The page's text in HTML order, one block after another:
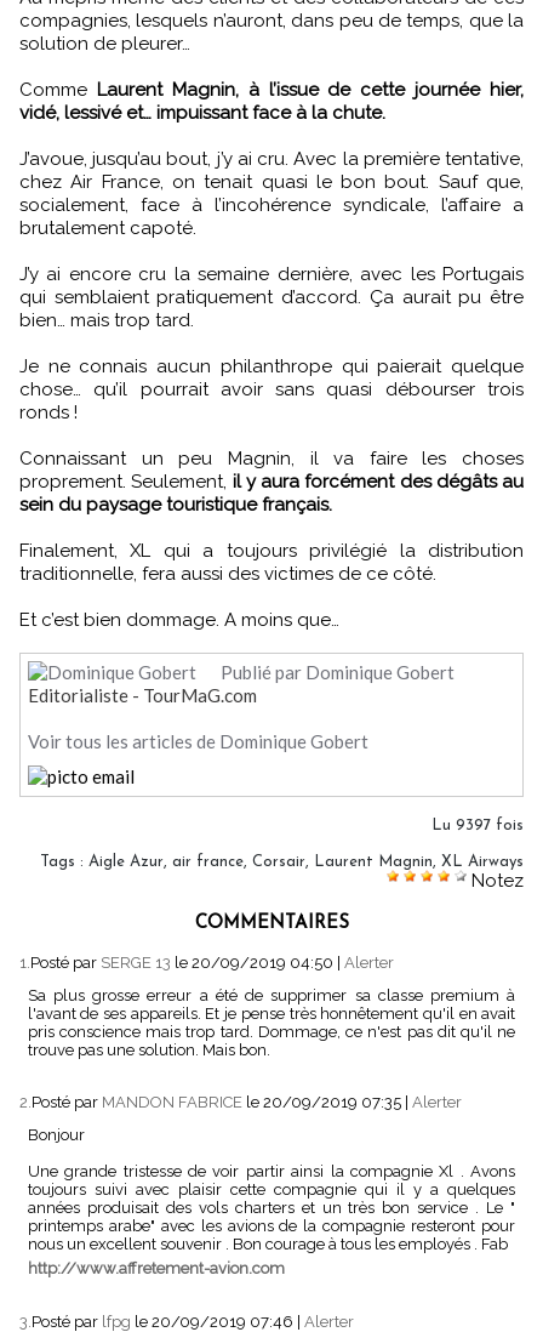
compagnies, lesquels n’auront, dans peu de temps, que la
solution de pleurer…
Comme Laurent Magnin, à l’issue de cette journée hier,
vidé, lessivé et… impuissant face à la chute.
J’avoue, jusqu’au bout, j’y ai cru. Avec la première tentative,
chez Air France, on tenait quasi le bon bout. Sauf que,
socialement, face à l’incohérence syndicale, l’affaire a
brutalement capoté.
J’y ai encore cru la semaine dernière, avec les Portugais
qui semblaient pratiquement d’accord. Ça aurait pu être
bien… mais trop tard.
Je ne connais aucun philanthrope qui paierait quelque
chose… qu’il pourrait avoir sans quasi débourser trois
ronds !
Connaissant un peu Magnin, il va faire les choses
proprement. Seulement, il y aura forcément des dégâts au
sein du paysage touristique français.
Finalement, XL qui a toujours privilégié la distribution
traditionnelle, fera aussi des victimes de ce côté.
Et c’est bien dommage. A moins que…
Publié par Dominique Gobert
Editorialiste - TourMaG.com
Voir tous les articles de Dominique Gobert
Lu 9397 fois
Tags : Aigle Azur, air france, Corsair, Laurent Magnin, XL Airways
Notez
COMMENTAIRES
1.Posté par SERGE 13 le 20/09/2019 04:50
Alerter
Sa plus grosse erreur a été de supprimer sa classe premium à
l'avant de ses appareils. Et je pense très honnêtement qu'il en avait
pris conscience mais trop tard. Dommage, ce n'est pas dit qu'il ne
trouve pas une solution. Mais bon.
2.Posté par MANDON FABRICE le 20/09/2019 07:35 Alerter
Bonjour
Une grande tristesse de voir partir ainsi la compagnie Xl . Avons
toujours suivi avec plaisir cette compagnie qui il y a quelques
années produisait des vols charters et un très bon service . Le "
printemps arabe" avec les avions de la compagnie resteront pour
nous un excellent souvenir . Bon courage à tous les employés . Fab
http://www.affretement-avion.com
3. Posté par lfpg le 20/09/2019 07:46 | Alerter